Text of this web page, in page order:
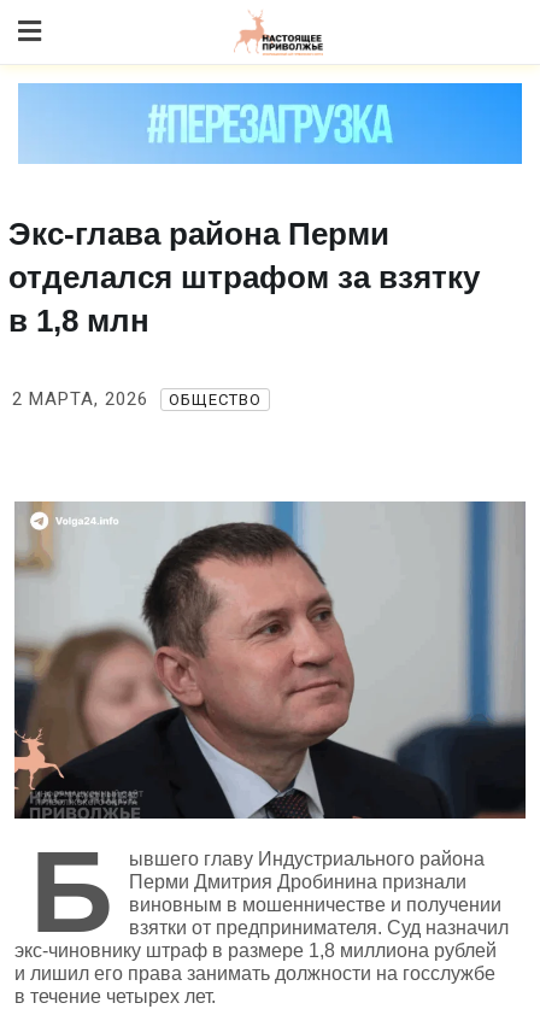
to content
Экс‑глава района Перми
отделался штрафом за взятку
в 1,8 млн
2 МАРТА, 2026 ОБЩЕСТВО
Б
ывшего главу Индустриального района
Перми Дмитрия Дробинина признали
виновным в мошенничестве и получении
взятки от предпринимателя. Суд назначил
экс‑чиновнику штраф в размере 1,8 миллиона рублей
и лишил его права занимать должности на госслужбе
в течение четырех лет.